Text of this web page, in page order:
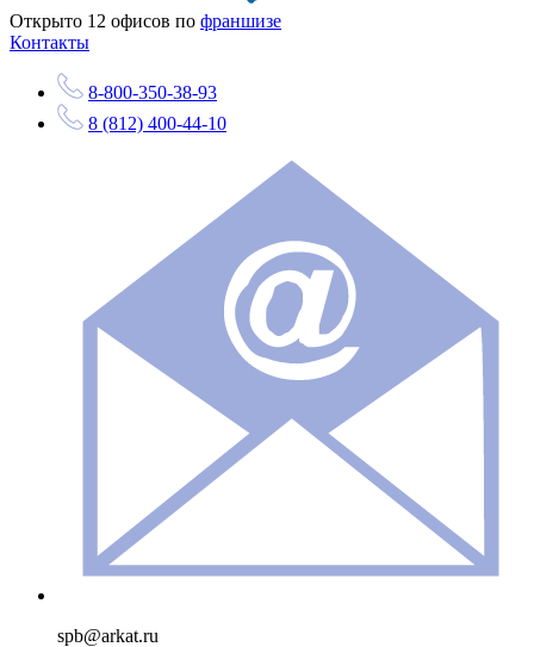
Открыто 12 офисов по франшизе
Контакты
8-800-350-38-93
8 (812) 400-44-10
spb@arkat.ru